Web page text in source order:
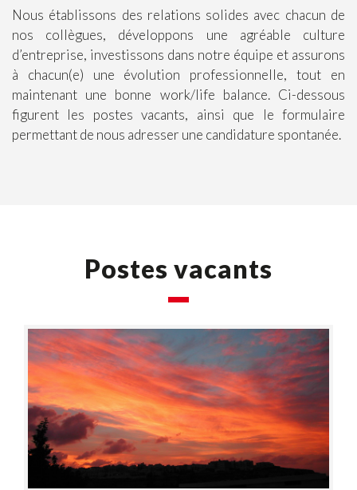
Nous établissons des relations solides avec chacun de
nos collègues, développons une agréable culture
d’entreprise, investissons dans notre équipe et assurons
à chacun(e) une évolution professionnelle, tout en
maintenant une bonne work/life balance. Ci-dessous
figurent les postes vacants, ainsi que le formulaire
permettant de nous adresser une candidature spontanée.
Postes vacants